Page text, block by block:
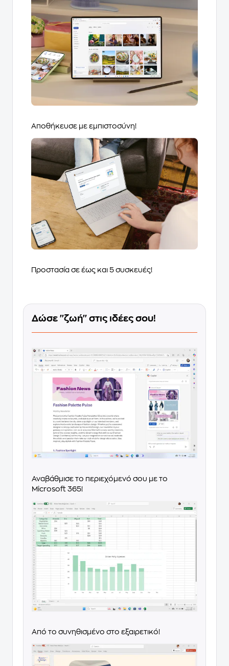
Αποθήκευσε με εμπιστοσύνη!
Προστασία σε έως και 5 συσκευές!
Δώσε ''ζωή'' στις ιδέες σου!
Αναβάθμισε το περιεχόμενό σου με το
Microsoft 365!
Από το συνηθισμένο στο εξαιρετικό!